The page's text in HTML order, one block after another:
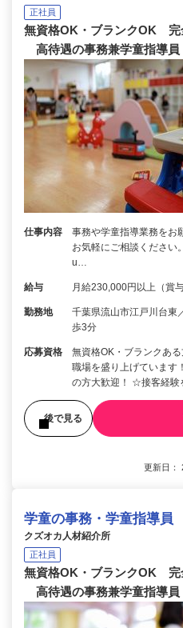
正社員
無資格OK・ブランクOK 完
高待遇の事務兼学童指導員
仕事内容
事務や学童指導業務をお
お気軽にご相談ください
u…
給与 月給230,000円以上（賞
勤務地
千葉県流山市江戸川台東
歩3分
応募資格
無資格OK・ブランクあ
職場を盛り上げています
の方大歓迎！ ☆接客経験
後で見る
更新日：
学童の事務・学童指導員
クズオカ人材紹介所
正社員
無資格OK・ブランクOK 完
高待遇の事務兼学童指導員